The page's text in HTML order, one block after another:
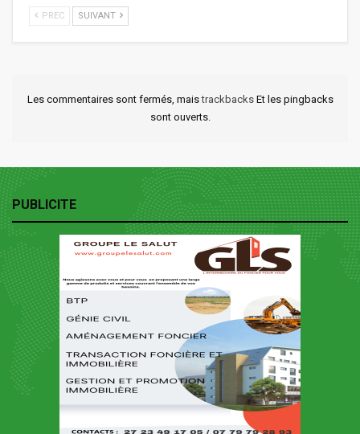
PREC SUIVANT
Les commentaires sont fermés, maistrackbacks Et les pingbacks
sont ouverts.
PUBLICITE